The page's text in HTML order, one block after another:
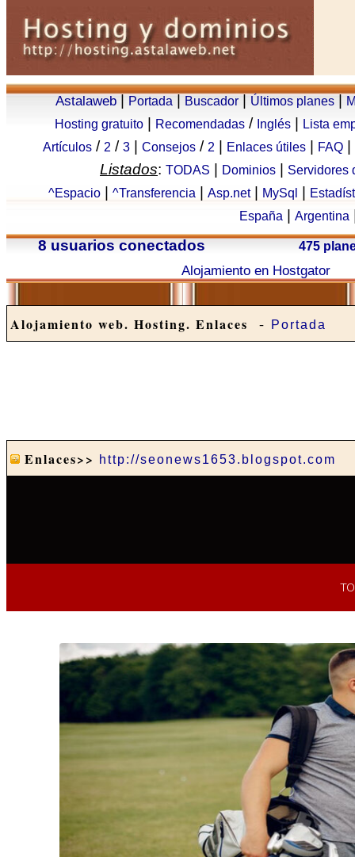
Astalaweb Portada Buscador Últimos planes
Hosting gratuito
Recomendadas / Inglés
Lista
Artículos / 2 / 3 Consejos / 2 Enlaces útiles FAQ
Listados: TODAS Dominios
Servidores
^Espacio
^Transferencia Asp.net| MySql
España
Argentina
8 usuarios conectados
475
Alojamiento en Hostgator
Alojamiento web. Hosting. Enlaces - Portada
Enlaces>> http://seonews1653.blogspot.com